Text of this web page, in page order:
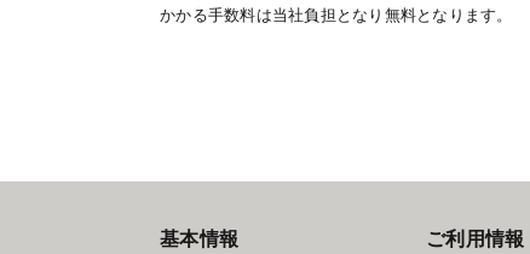
かかる手数料は当社負担となり無料となります。
基本情報 ご利用情報